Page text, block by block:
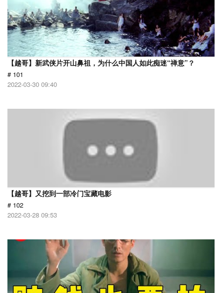
【越哥】新武侠片开山鼻祖，为什么中国人如此痴迷“禅意”？
# 101
2022-03-30 09:40
【越哥】又挖到一部冷门宝藏电影
# 102
2022-03-28 09:53